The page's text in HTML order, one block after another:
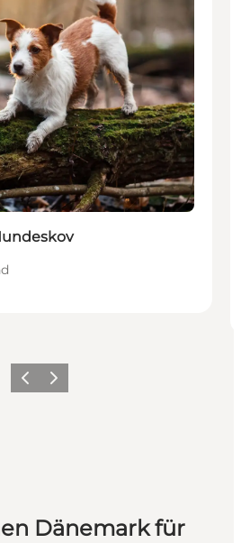
ZurückWeiter
Dänemark für